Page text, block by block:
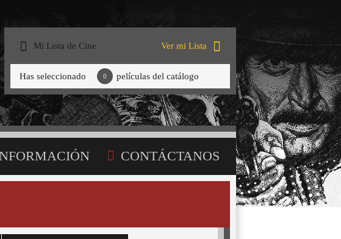
Mi Lista de Cine Ver mi Lista
Has seleccionado 0 películas del catálogo
CONTÁCTANOS